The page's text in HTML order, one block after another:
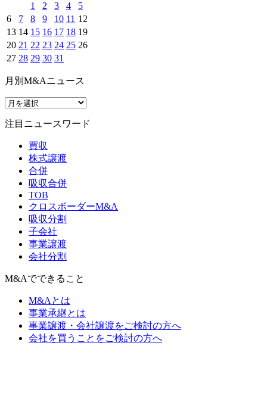
1
2 3 4
5
6
7 8 9 10 11 12
13 14 15 16 17 18 19
20 21 22 23 24 25 26
27 28 29 30 31
月別M&Aニュース
注目ニュースワード
買収
株式譲渡
合併
吸収合併
TOB
クロスボーダーM&A
吸収分割
子会社
事業譲渡
会社分割
M&Aでできること
M&Aとは
事業承継とは
事業譲渡・会社譲渡をご検討の方へ
会社を買うことをご検討の方へ